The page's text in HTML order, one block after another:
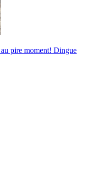
pire moment! Dingue